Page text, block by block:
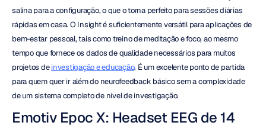
salina para a configuração, o que o torna perfeito para sessões diárias
rápidas em casa. O Insight é suficientemente versátil para aplicações de
bem-estar pessoal, tais como treino de meditação e foco, ao mesmo
tempo que fornece os dados de qualidade necessários para muitos
projetos de investigação e educação. É um excelente ponto de partida
para quem quer ir além do neurofeedback básico sem a complexidade
de um sistema completo de nível de investigação.
Emotiv Epoc X: Headset EEG de 14